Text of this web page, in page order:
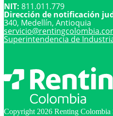
NIT: 811.011.779
Dirección de notificación
340, Medellín, Antioquia
servicio@
Superintendencia de
Copyright 2026 Renting Colombia